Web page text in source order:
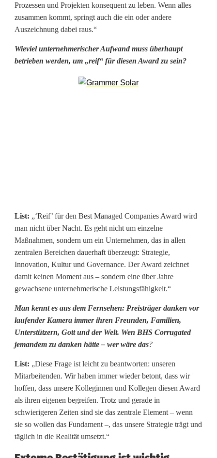
M
i
t
t
e
r
n
d
r
R
p
u
b
l
Prozessen und Projekten konsequent zu leben. Wenn alles
zusammen kommt, springt auch die ein oder andere
Auszeichnung dabei raus.“
Wieviel unternehmerischer Aufwand muss überhaupt
betrieben werden, um „reif“ für diesen Award zu sein?
List: „‘Reif’ für den Best Managed Companies Award wird
man nicht über Nacht. Es geht nicht um einzelne
Maßnahmen, sondern um ein Unternehmen, das in allen
zentralen Bereichen dauerhaft überzeugt: Strategie,
Innovation, Kultur und Governance. Der Award zeichnet
damit keinen Moment aus – sondern eine über Jahre
gewachsene unternehmerische Leistungsfähigkeit.“
Man kennt es aus dem Fernsehen: Preisträger danken vor
laufender Kamera immer ihren Freunden, Familien,
Unterstützern, Gott und der Welt. Wen BHS Corrugated
jemandem zu danken hätte – wer wäre das?
List: „Diese Frage ist leicht zu beantworten: unseren
Mitarbeitenden. Wir haben immer wieder betont, dass wir
hoffen, dass unsere Kolleginnen und Kollegen diesen Award
als ihren eigenen begreifen. Trotz und gerade in
schwierigeren Zeiten sind sie das zentrale Element – wenn
sie so wollen das Fundament –, das unsere Strategie trägt und
täglich in die Realität umsetzt.“